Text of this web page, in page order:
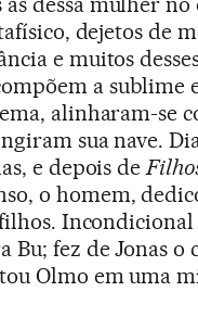
dejetos de
e muitos
a sublime
alinharam-se
sua nave.
e depois de
o homem,
Incondicional
Bu; fez de Jonas o
Olmo em uma